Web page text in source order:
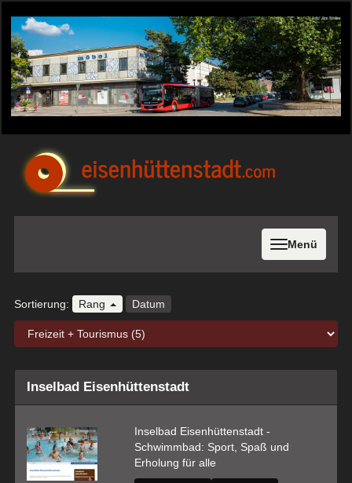
Menü
Sortierung: Rang Datum
Inselbad Eisenhüttenstadt
Inselbad Eisenhüttenstadt -
Schwimmbad: Sport, Spaß und
Erholung für alle